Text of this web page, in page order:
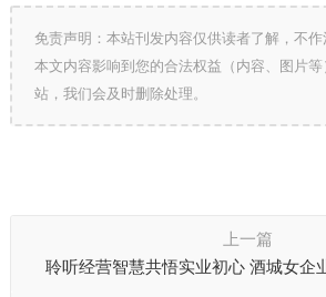
免责声明：本站刊发内容仅供读者了解，不
本文内容影响到您的合法权益（内容、图片
站，我们会及时删除处理。
上一篇
聆听经营智慧共悟实业初心 酒城女企